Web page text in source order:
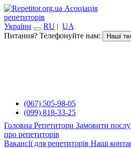
Асоціація
репетиторів
України
RU | UA
Питання? Телефонуйте нам:
Наші
(067) 505-98-05
(099) 818-33-25
Головна Репетитори Замовити
про репетиторів
Вакансії для репетиторів Наші